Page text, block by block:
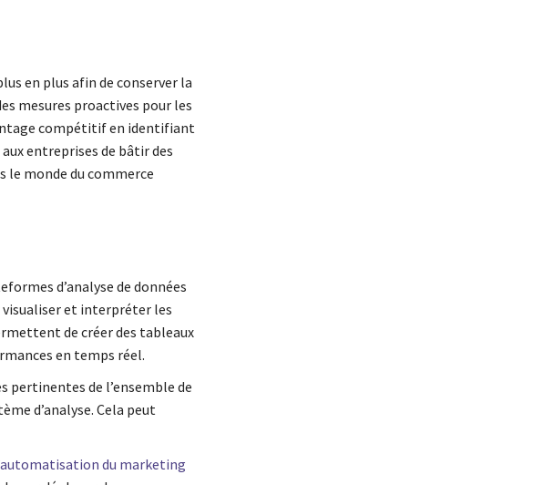
en plus afin de conserver la
mesures proactives pour les
compétitif en identifiant
entreprises de bâtir des
le monde du commerce
d’analyse de données
visualiser et interpréter les
de créer des tableaux
en temps réel.
pertinentes de l’ensemble de
d’analyse. Cela peut
du marketing